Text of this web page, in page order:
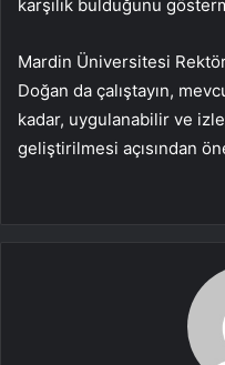
karşılık bulduğunu
Mardin Üniversitesi Rektör
Doğan da çalıştayın,
kadar, uygulanabilir ve
geliştirilmesi açısından